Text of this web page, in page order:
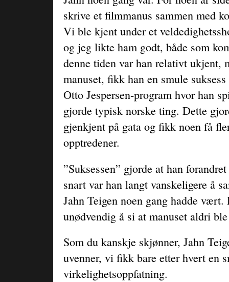
skrive et filmmanus sammen med
Vi ble kjent under et
og jeg likte ham godt, både som
denne tiden var han relativt ukjent,
manuset, fikk han en smule
Otto Jespersen-program hvor han
gjorde typisk norske ting. Dette
gjenkjent på gata og fikk noen få
opptredener.
”Suksessen” gjorde at han
snart var han langt vanskeligere å
Jahn Teigen noen gang hadde
unødvendig å si at manuset aldri
Som du kanskje skjønner, Jahn
uvenner, vi fikk bare etter hvert en
virkelighetsoppfatning.